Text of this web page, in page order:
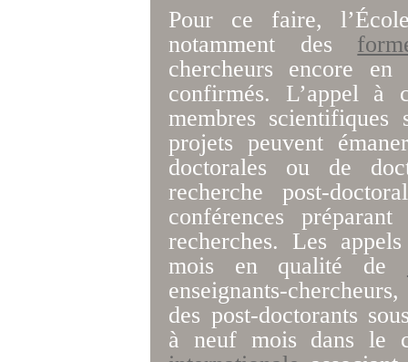
Pour ce faire,
notamment des
chercheurs encore en
confirmés. L’appel à
membres
projets peuvent
doctorales ou de
recherche post-
conférences
recherches. Les
mois en qualité de
enseignants-
des post-doctorants
à neuf mois dans le